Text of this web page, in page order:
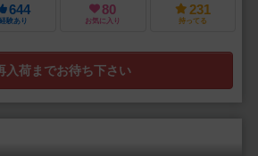
644
経験あり
80
お気に入り
231
持ってる
入荷までお待ち下さい